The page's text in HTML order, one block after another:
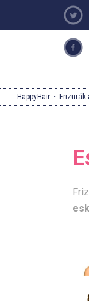
HappyHair · Frizurák